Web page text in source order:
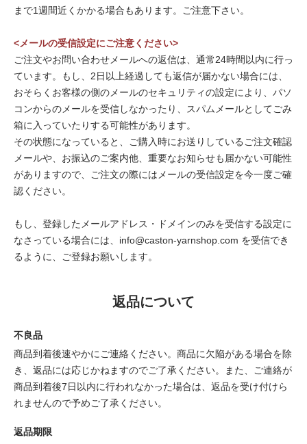
まで1週間近くかかる場合もあります。ご注意下さい。
<メールの受信設定にご注意ください>
ご注文やお問い合わせメールへの返信は、通常24時間以内に行っ
ています。もし、2日以上経過しても返信が届かない場合には、
おそらくお客様の側のメールのセキュリティの設定により、パソ
コンからのメールを受信しなかったり、スパムメールとしてごみ
箱に入っていたりする可能性があります。
その状態になっていると、ご購入時にお送りしているご注文確認
メールや、お振込のご案内他、重要なお知らせも届かない可能性
がありますので、ご注文の際にはメールの受信設定を今一度ご確
認ください。
もし、登録したメールアドレス・ドメインのみを受信する設定に
なさっている場合には、info@caston-yarnshop.com を受信でき
るように、ご登録お願いします。
返品について
不良品
商品到着後速やかにご連絡ください。商品に欠陥がある場合を除
き、返品には応じかねますのでご了承ください。また、ご連絡が
商品到着後7日以内に行われなかった場合は、返品を受け付けら
れませんので予めご了承ください。
返品期限